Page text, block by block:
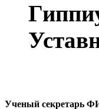
Ученый секретарь